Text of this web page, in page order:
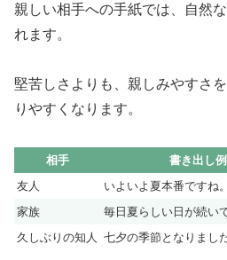
親しい相手への手紙では、自然
れます。
堅苦しさよりも、親しみやすさ
りやすくなります。
相手 書き出し例
友人
いよいよ夏本番ですね。
家族
毎日夏らしい日が続い
久しぶりの知人 七夕の季節となりまし